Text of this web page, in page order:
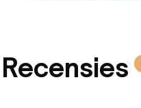
Recensies